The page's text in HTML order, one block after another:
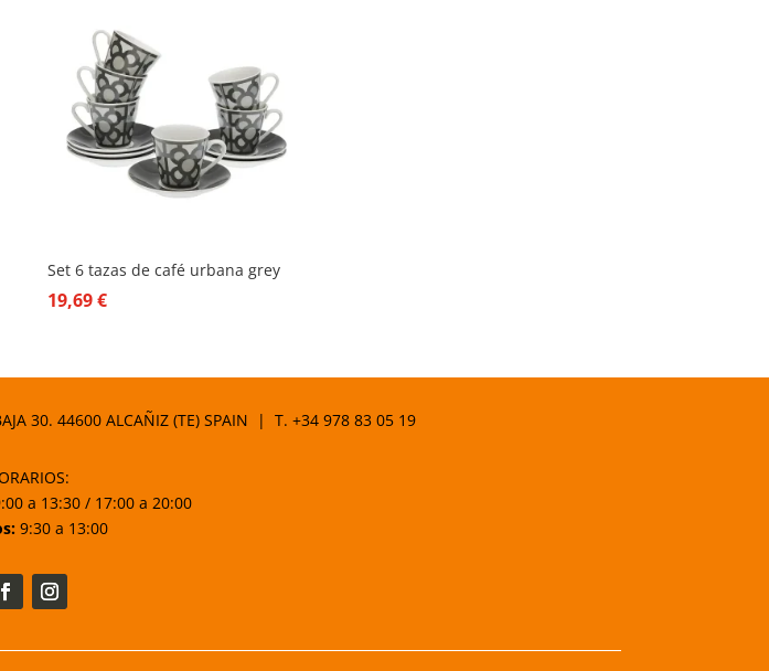
Set 6 tazas de café urbana grey
19,69€
30. 44600 ALCAÑIZ (TE) SPAIN | T. +34 978 83 05 19
a 13:30 / 17:00 a 20:00
9:30 a 13:00